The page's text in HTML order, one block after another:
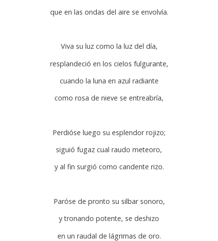
que en las ondas del aire se envolvía.
Viva su luz como la luz del día,
resplandeció en los cielos fulgurante,
cuando la luna en azul radiante
como rosa de nieve se entreabría,
Perdióse luego su esplendor rojizo;
siguió fugaz cual raudo meteoro,
y al fin surgió como candente rizo.
Paróse de pronto su silbar sonoro,
y tronando potente, se deshizo
en un raudal de lágrimas de oro.